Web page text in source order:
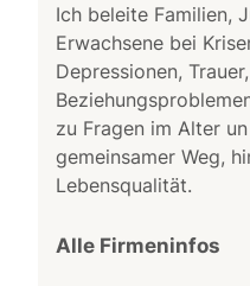
Ich beleite Familien,
Erwachsene bei
Depressionen,
zu Fragen im Alter
gemeinsamer Weg,
Lebensqualität.
Alle Firmeninfos